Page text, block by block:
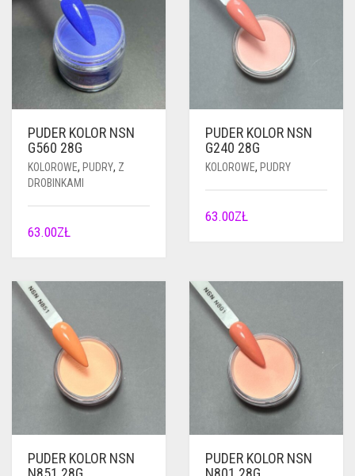
PUDER KOLOR NSN
G560 28G
KOLOROWE, PUDRY, Z
DROBINKAMI
63.00ZŁ
PUDER KOLOR NSN
G240 28G
KOLOROWE, PUDRY
63.00ZŁ
PUDER KOLOR NSN
PUDER KOLOR NSN